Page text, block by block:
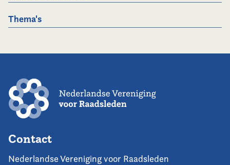
Thema's
Contact
Nederlandse Vereniging voor Raadsleden